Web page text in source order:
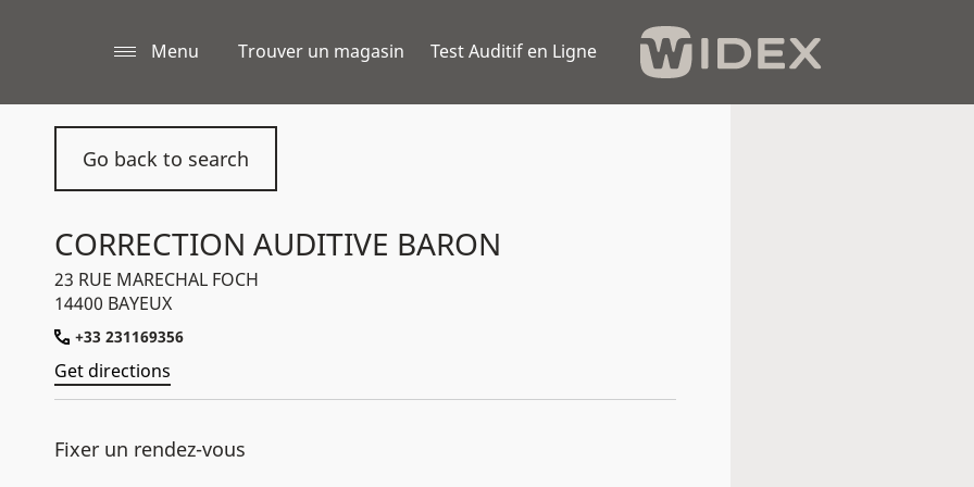
Menu Trouver un magasin Test Auditif en Ligne
Go back to search
CORRECTION AUDITIVE BARON
23 RUE MARECHAL FOCH
14400 BAYEUX
+33 231169356
Get directions
Fixer un rendez-vous